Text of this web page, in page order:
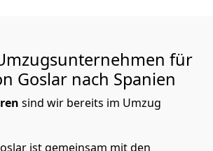
für
Goslar nach Spanien
sind wir bereits im Umzug
ist gemeinsam mit den